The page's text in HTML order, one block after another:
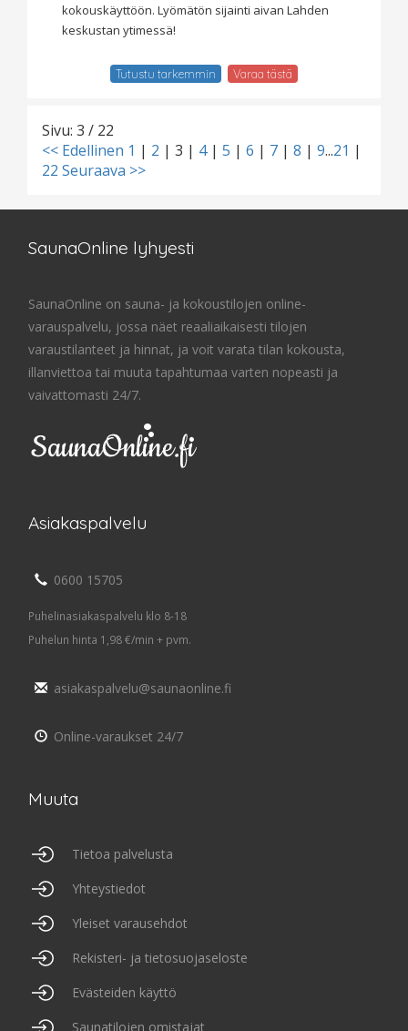
kokouskäyttöön. Lyömätön sijainti aivan Lahden
keskustan ytimessä!
Tutustu tarkemmin Varaa tästä
Sivu: 3 / 22
<< Edellinen 1 | 2 | 3 | 4| 5 | 6 | 7 | 8 | 9...21 |
22 Seuraava >>
SaunaOnline lyhyesti
SaunaOnline on sauna- ja kokoustilojen online-
varauspalvelu, jossa näet reaaliaikaisesti tilojen
varaustilanteet ja hinnat, ja voit varata tilan kokousta,
illanviettoa tai muuta tapahtumaa varten nopeasti ja
vaivattomasti 24/7.
Asiakaspalvelu
0600 15705
Puhelinasiakaspalvelu klo 8-18
Puhelun hinta 1,98 €/min + pvm.
asiakaspalvelu@saunaonline.fi
Online-varaukset 24/7
Muuta
Tietoa palvelusta
Yhteystiedot
Yleiset varausehdot
Rekisteri- ja tietosuojaseloste
Evästeiden käyttö
Saunatilojen omistajat